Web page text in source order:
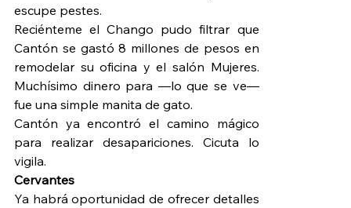
escupe pestes.
Reciénteme el Chango pudo filtrar que
Cantón se gastó 8 millones de pesos en
remodelar su oficina y el salón Mujeres.
Muchísimo dinero para —lo que se ve—
fue una simple manita de gato.
Cantón ya encontró el camino mágico
para realizar desapariciones. Cicuta lo
vigila.
Cervantes
Ya habrá oportunidad de ofrecer detalles